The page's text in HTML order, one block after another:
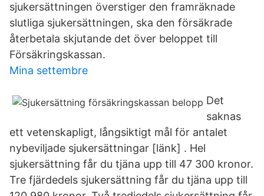
sjukersättningen överstiger den framräknade
slutliga sjukersättningen, ska den försäkrade
återbetala skjutande det över beloppet till
Försäkringskassan.
Mina settembre
Det
saknas
ett vetenskapligt, långsiktigt mål för antalet
nybeviljade sjukersättningar [länk] . Hel
sjukersättning får du tjäna upp till 47 300 kronor.
Tre fjärdedels sjukersättning får du tjäna upp till